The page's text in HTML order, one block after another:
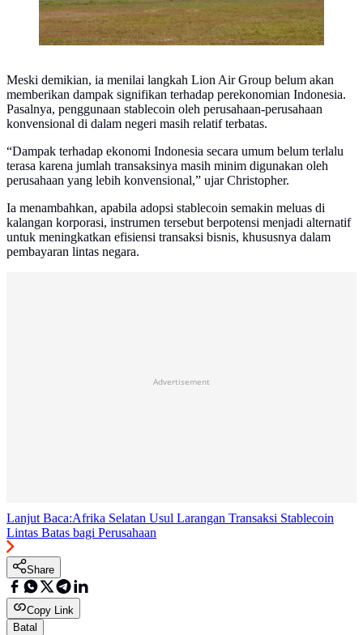
Meski demikian, ia menilai langkah Lion Air Group belum akan
memberikan dampak signifikan terhadap perekonomian Indonesia.
Pasalnya, penggunaan stablecoin oleh perusahaan-perusahaan
konvensional di dalam negeri masih relatif terbatas.
“Dampak terhadap ekonomi Indonesia secara umum belum terlalu
terasa karena jumlah transaksinya masih minim digunakan oleh
perusahaan yang lebih konvensional,” ujar Christopher.
Ia menambahkan, apabila adopsi stablecoin semakin meluas di
kalangan korporasi, instrumen tersebut berpotensi menjadi alternatif
untuk meningkatkan efisiensi transaksi bisnis, khususnya dalam
pembayaran lintas negara.
Advertisement
Lanjut Baca:Afrika Selatan Usul Larangan Transaksi Stablecoin
Lintas Batas bagi Perusahaan
Share
Copy Link
Batal